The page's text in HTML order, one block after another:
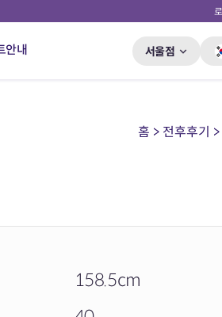
안내 서울점
홈 > 전후후기 >
158.5cm